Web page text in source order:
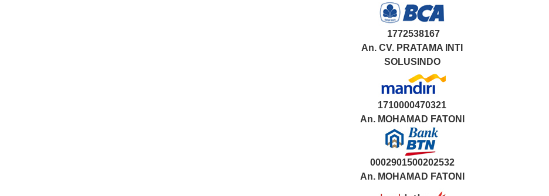
1772538167
An. CV. PRATAMA INTI
SOLUSINDO
1710000470321
An. MOHAMAD FATONI
0002901500202532
An. MOHAMAD FATONI